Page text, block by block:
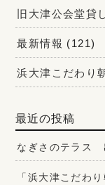
旧大津公会堂貸
最新情報 (121)
浜大津こだわり
最近の投稿
なぎさのテラス
「浜大津こだわ